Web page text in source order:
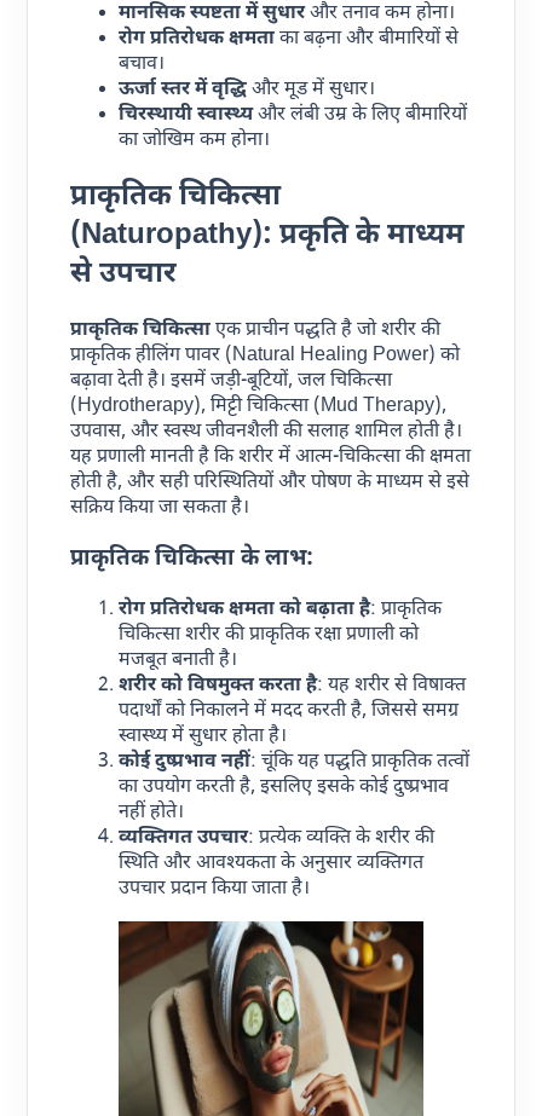
मानसिक स्पष्टता में सुधारऔर तनाव कम होना।
रोग प्रतिरोधक क्षमताका बढ़ना और बीमारियों से
बचाव।
ऊर्जा स्तर में वृद्धिऔर मूड में सुधार।
चिरस्थायी स्वास्थ्यऔर लंबी उम्र के लिए बीमारियों
का जोखिम कम होना।
प्राकृतिक चिकित्सा
(Naturopathy): प्रकृति के माध्यम
से उपचार
प्राकृतिक चिकित्साएक प्राचीन पद्धति है जो शरीर की
प्राकृतिक हीलिंग पावर (Natural Healing Power) को
बढ़ावा देती है। इसमें जड़ी-बूटियों, जल चिकित्सा
(Hydrotherapy), मिट्टी चिकित्सा (Mud Therapy),
उपवास, और स्वस्थ जीवनशैली की सलाह शामिल होती है।
यह प्रणाली मानती है कि शरीर में आत्म-चिकित्सा की क्षमता
होती है, और सही परिस्थितियों और पोषण के माध्यम से इसे
सक्रिय किया जा सकता है।
प्राकृतिक चिकित्सा के लाभ:
रोग प्रतिरोधक क्षमता को बढ़ाता है: प्राकृतिक
चिकित्सा शरीर की प्राकृतिक रक्षा प्रणाली को
मजबूत बनाती है।
शरीर को विषमुक्त करता है: यह शरीर से विषाक्त
पदार्थों को निकालने में मदद करती है, जिससे समग्र
स्वास्थ्य में सुधार होता है।
कोई दुष्प्रभाव नहीं: चूंकि यह पद्धति प्राकृतिक तत्वों
का उपयोग करती है, इसलिए इसके कोई दुष्प्रभाव
नहीं होते।
व्यक्तिगत उपचार: प्रत्येक व्यक्ति के शरीर की
स्थिति और आवश्यकता के अनुसार व्यक्तिगत
उपचार प्रदान किया जाता है।